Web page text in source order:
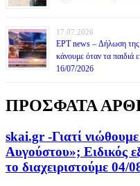
17.07.2026
ΕΡΤ news – Δήλωση της
κάνουμε όταν τα παιδιά
16/07/2026
ΠΡΟΣΦΑΤΑ
skai.gr -Γιατί
Αυγούστου»; Ειδικός
το διαχειριστούμε 04/